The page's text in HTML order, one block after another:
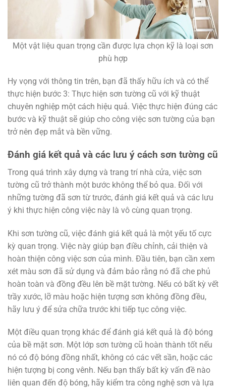
Một vật liệu quan trọng cần được lựa chọn kỹ là loại sơn
phù hợp
Hy vọng với thông tin trên, bạn đã thấy hữu ích và có thể
thực hiện bước 3: Thực hiện sơn tường cũ với kỹ thuật
chuyên nghiệp một cách hiệu quả. Việc thực hiện đúng các
bước và kỹ thuật sẽ giúp cho công việc sơn tường của bạn
trở nên đẹp mắt và bền vững.
Đánh giá kết quả và các lưu ý cách sơn tường cũ
Trong quá trình xây dựng và trang trí nhà cửa, việc sơn
tường cũ trở thành một bước không thể bỏ qua. Đối với
những tường đã sơn từ trước, đánh giá kết quả và các lưu
ý khi thực hiện công việc này là vô cùng quan trọng.
Khi sơn tường cũ, việc đánh giá kết quả là một yếu tố cực
kỳ quan trọng. Việc này giúp bạn điều chỉnh, cải thiện và
hoàn thiện công việc sơn của mình. Đầu tiên, bạn cần xem
xét màu sơn đã sử dụng và đảm bảo rằng nó đã che phủ
hoàn toàn và đồng đều lên bề mặt tường. Nếu có bất kỳ vết
trầy xước, lỡ màu hoặc hiện tượng sơn không đồng đều,
hãy lưu ý để sửa chữa trước khi tiếp tục công việc.
Một điều quan trọng khác để đánh giá kết quả là độ bóng
của bề mặt sơn. Một lớp sơn tường cũ hoàn thành tốt nếu
nó có độ bóng đồng nhất, không có các vết sần, hoặc các
hiện tượng bị cong vênh. Nếu bạn thấy bất kỳ vấn đề nào
liên quan đến độ bóng, hãy kiểm tra công nghệ sơn và lựa